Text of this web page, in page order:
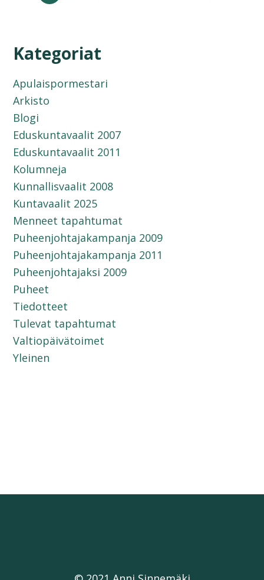
Kategoriat
Apulaispormestari
Arkisto
Blogi
Eduskuntavaalit 2007
Eduskuntavaalit 2011
Kolumneja
Kunnallisvaalit 2008
Kuntavaalit 2025
Menneet tapahtumat
Puheenjohtajakampanja 2009
Puheenjohtajakampanja 2011
Puheenjohtajaksi 2009
Puheet
Tiedotteet
Tulevat tapahtumat
Valtiopäivätoimet
Yleinen